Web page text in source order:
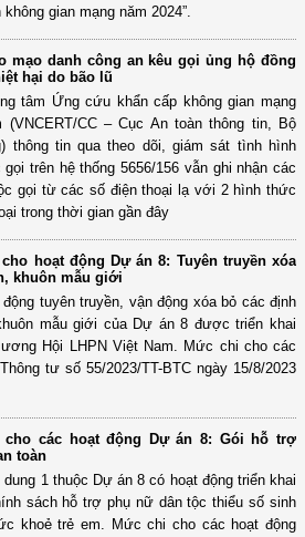
gian mạng năm 2024”.
mạo danh công an kêu gọi ủng hộ đồng
hại do bão lũ
tâm Ứng cứu khẩn cấp không gian mạng
(VNCERT/CC – Cục An toàn thông tin, Bộ
thông tin qua theo dõi, giám sát tình hình
trên hệ thống 5656/156 vẫn ghi nhận các
gọi từ các số điện thoại lạ với 2 hình thức
trong thời gian gần đây
hoạt động Dự án 8: Tuyên truyền xóa
khuôn mẫu giới
tuyên truyền, vận động xóa bỏ các định
mẫu giới của Dự án 8 được triển khai
Hội LHPN Việt Nam. Mức chi cho các
tư số 55/2023/TT-BTC ngày 15/8/2023
cho các hoạt động Dự án 8: Gói hỗ trợ
toàn
dung 1 thuộc Dự án 8 có hoạt động triển khai
sách hỗ trợ phụ nữ dân tộc thiểu số sinh
khoẻ trẻ em. Mức chi cho các hoạt động